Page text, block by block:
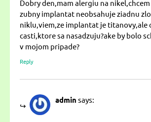
Dobry den,mam alergiu na
zubny implantat neobsahuje ziadnu
niklu,viem,ze implantat je titanovy,ale
casti,ktore sa nasadzuju?ake by bolo
v mojom pripade?
Reply
admin says: